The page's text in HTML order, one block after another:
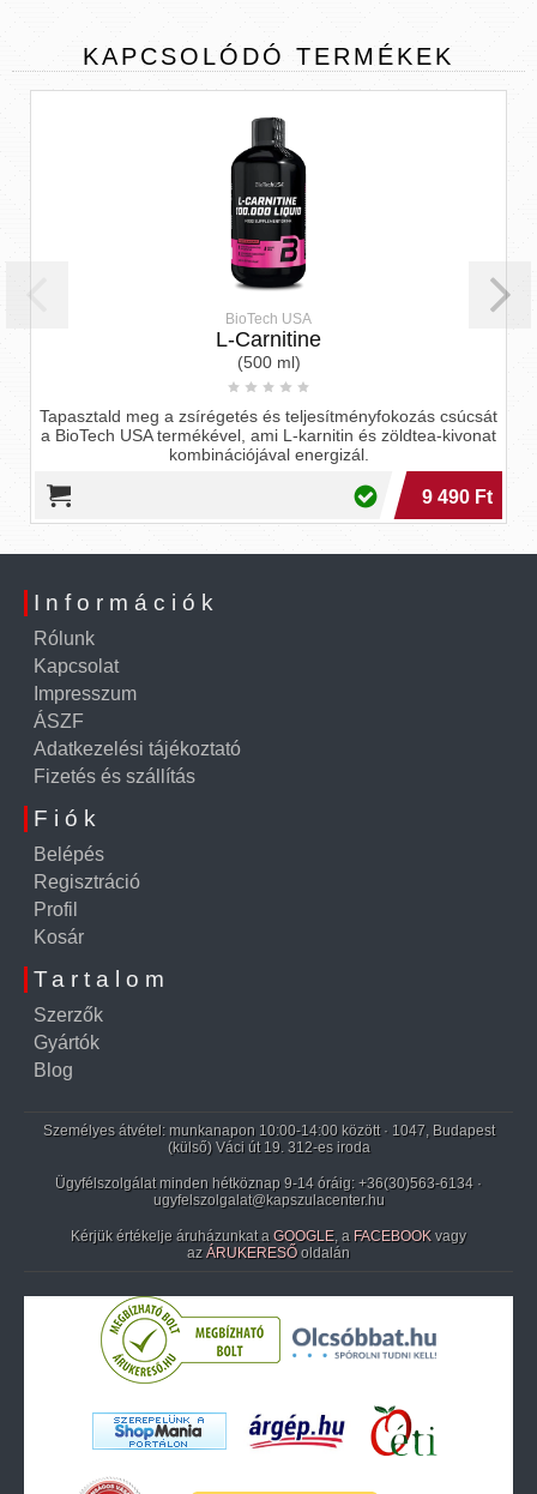
KAPCSOLÓDÓ TERMÉKEK
BioTech USA
L-Carnitine
(500 ml)
Tapasztald meg a zsírégetés és teljesítményfokozás csúcsát
a BioTech USA termékével, ami L-karnitin és zöldtea-kivonat
kombinációjával energizál.
9 490 Ft
Információk
Rólunk
Kapcsolat
Impresszum
ÁSZF
Adatkezelési tájékoztató
Fizetés és szállítás
Fiók
Belépés
Regisztráció
Profil
Kosár
Tartalom
Szerzők
Gyártók
Blog
Személyes átvétel: munkanapon 10:00-14:00 között · 1047, Budapest
(külső) Váci út 19. 312-es iroda
Ügyfélszolgálat minden hétköznap 9-14 óráig: +36(30)563-6134 ·
ugyfelszolgalat@kapszulacenter.hu
Kérjük értékelje áruházunkat a GOOGLE, a FACEBOOK vagy
az ÁRUKERESŐ oldalán